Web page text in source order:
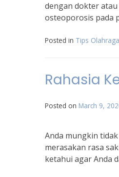
dengan dokter
osteoporosis pada
Posted in Tips Olahraga
Rahasia
Posted on March 9,
Anda mungkin
merasakan rasa
ketahui agar Anda